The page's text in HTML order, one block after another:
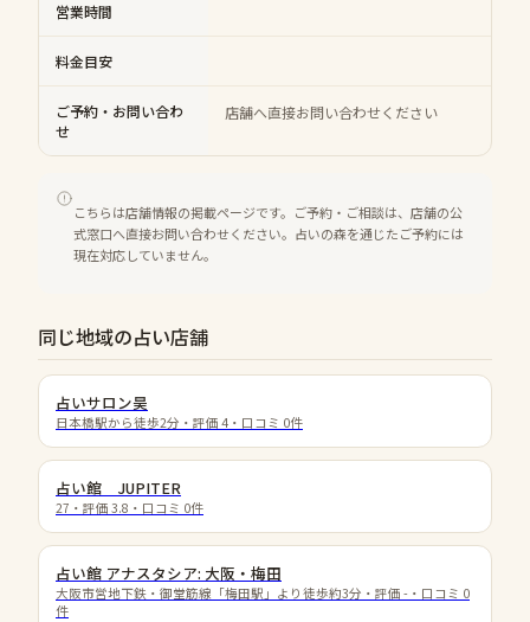
営業時間
料金目安
ご予約・お問い合わ
せ
店舗へ直接お問い合わせください
こちらは店舗情報の掲載ページです。ご予約・ご相談は、店舗の公
式窓口へ直接お問い合わせください。占いの森を通じたご予約には
現在対応していません。
同じ地域の占い店舗
占いサロン昊
日本橋駅から徒歩2分 ・評価 4 ・口コミ 0件
占い館 JUPITER
27 ・評価 3.8 ・口コミ 0件
占い館 アナスタシア: 大阪・梅田
大阪市営地下鉄・御堂筋線「梅田駅」より徒歩約3分 ・評価 - ・口コミ 0
件